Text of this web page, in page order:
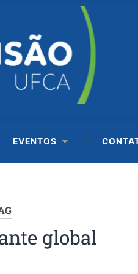
EVENTOS
global